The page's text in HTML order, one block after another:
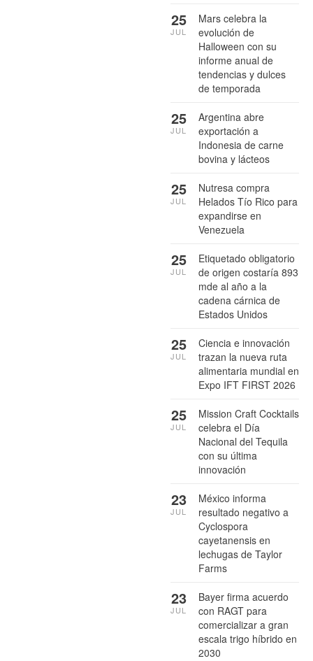
Mars celebra la
evolución de
Halloween con su
informe anual de
tendencias y dulces
de temporada
25
JUL
Argentina abre
exportación a
Indonesia de carne
bovina y lácteos
25
JUL
Nutresa compra
Helados Tío Rico para
expandirse en
Venezuela
25
JUL
Etiquetado obligatorio
de origen costaría 893
mde al año a la
cadena cárnica de
Estados Unidos
25
JUL
Ciencia e innovación
trazan la nueva ruta
alimentaria mundial en
Expo IFT FIRST 2026
25
JUL
Mission Craft Cocktails
celebra el Día
Nacional del Tequila
con su última
innovación
25
JUL
México informa
resultado negativo a
Cyclospora
cayetanensis en
lechugas de Taylor
Farms
23
JUL
Bayer firma acuerdo
con RAGT para
comercializar a gran
escala trigo híbrido en
2030
23
JUL